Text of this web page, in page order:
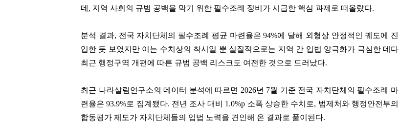
데, 지역 사회의 규범 공백을 막기 위한 필수조례 정비가 시급한 핵심 과제로 떠올랐다.
분석 결과, 전국 자치단체의 필수조례 평균 마련율은 94%에 달해 외형상 안정적인 궤도에 진
입한 듯 보였지만 이는 수치상의 착시일 뿐 실질적으로는 지역 간 입법 양극화가 극심한 데다
최근 행정구역 개편에 따른 규범 공백 리스크도 여전한 것으로 드러났다.
최근 나라살림연구소의 데이터 분석에 따르면 2026년 7월 기준 전국 자치단체의 필수조례 마
련율은 93.9%로 집계됐다. 전년 조사 대비 1.0%p 소폭 상승한 수치로, 법제처와 행정안전부의
합동평가 제도가 자치단체들의 입법 노력을 견인해 온 결과로 풀이된다.